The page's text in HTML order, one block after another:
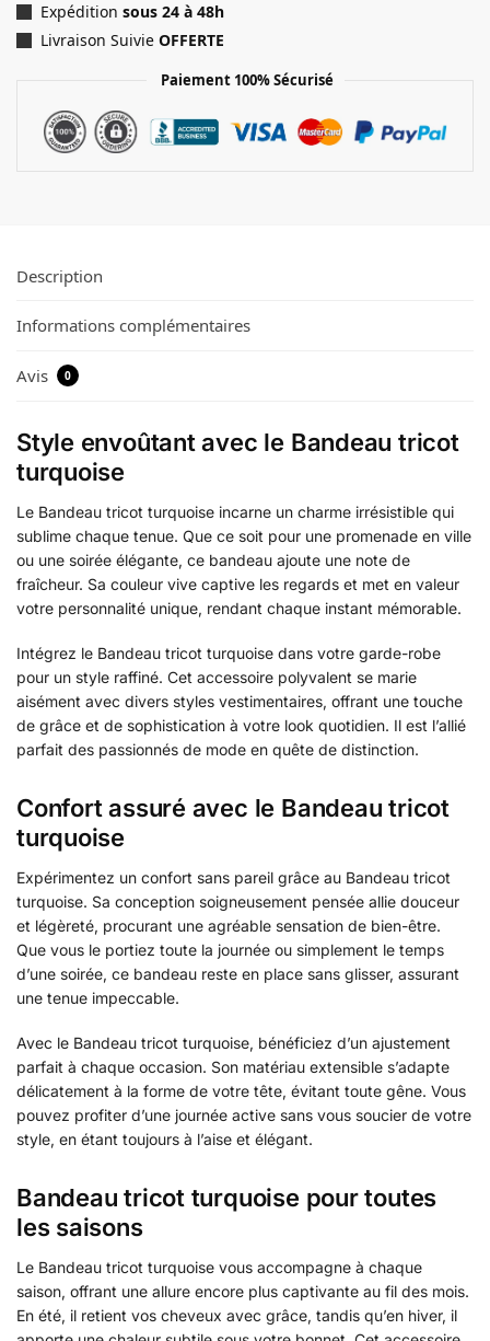
Expédition sous 24 à 48h
Livraison Suivie OFFERTE
Paiement 100% Sécurisé
Description
Informations complémentaires
Avis 0
Style envoûtant avec le Bandeau tricot
turquoise
Le Bandeau tricot turquoise incarne un charme irrésistible qui
sublime chaque tenue. Que ce soit pour une promenade en ville
ou une soirée élégante, ce bandeau ajoute une note de
fraîcheur. Sa couleur vive captive les regards et met en valeur
votre personnalité unique, rendant chaque instant mémorable.
Intégrez le Bandeau tricot turquoise dans votre garde-robe
pour un style raffiné. Cet accessoire polyvalent se marie
aisément avec divers styles vestimentaires, offrant une touche
de grâce et de sophistication à votre look quotidien. Il est l’allié
parfait des passionnés de mode en quête de distinction.
Confort assuré avec le Bandeau tricot
turquoise
Expérimentez un confort sans pareil grâce au Bandeau tricot
turquoise. Sa conception soigneusement pensée allie douceur
et légèreté, procurant une agréable sensation de bien-être.
Que vous le portiez toute la journée ou simplement le temps
d’une soirée, ce bandeau reste en place sans glisser, assurant
une tenue impeccable.
Avec le Bandeau tricot turquoise, bénéficiez d’un ajustement
parfait à chaque occasion. Son matériau extensible s’adapte
délicatement à la forme de votre tête, évitant toute gêne. Vous
pouvez profiter d’une journée active sans vous soucier de votre
style, en étant toujours à l’aise et élégant.
Bandeau tricot turquoise pour toutes
les saisons
Le Bandeau tricot turquoise vous accompagne à chaque
saison, offrant une allure encore plus captivante au fil des mois.
En été, il retient vos cheveux avec grâce, tandis qu’en hiver, il